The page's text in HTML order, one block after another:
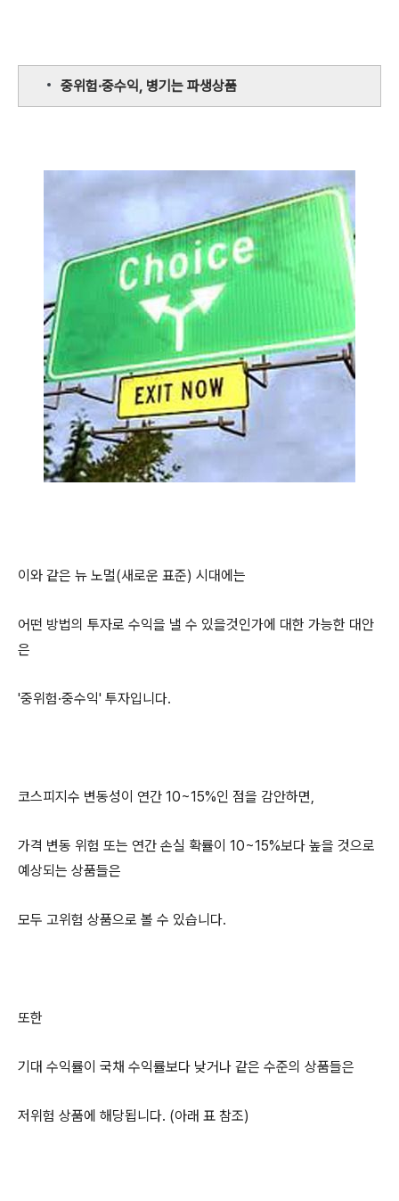
중위험·중수익, 병기는 파생상품
이와 같은 뉴 노멀(새로운 표준) 시대에는
어떤 방법의 투자로 수익을 낼 수 있을것인가에 대한 가능한 대안
은
'중위험·중수익' 투자입니다.
코스피지수 변동성이 연간 10~15%인 점을 감안하면,
가격 변동 위험 또는 연간 손실 확률이 10~15%보다 높을 것으로
예상되는 상품들은
모두 고위험 상품으로 볼 수 있습니다.
또한
기대 수익률이 국채 수익률보다 낮거나 같은 수준의 상품들은
저위험 상품에 해당됩니다. (아래 표 참조)